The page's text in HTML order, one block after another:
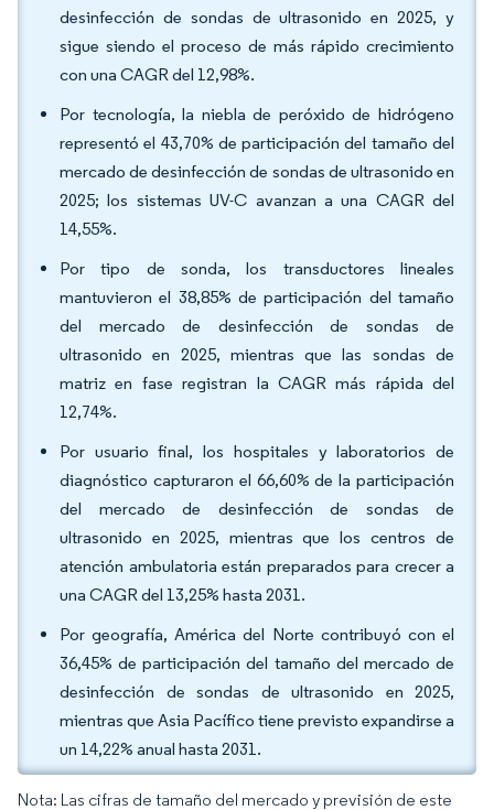
desinfección de sondas de ultrasonido en 2025, y
sigue siendo el proceso de más rápido crecimiento
con una CAGR del 12,98%.
Por tecnología, la niebla de peróxido de hidrógeno
representó el 43,70% de participación del tamaño del
mercado de desinfección de sondas de ultrasonido en
2025; los sistemas UV-C avanzan a una CAGR del
14,55%.
Por tipo de sonda, los transductores lineales
mantuvieron el 38,85% de participación del tamaño
del mercado de desinfección de sondas de
ultrasonido en 2025, mientras que las sondas de
matriz en fase registran la CAGR más rápida del
12,74%.
Por usuario final, los hospitales y laboratorios de
diagnóstico capturaron el 66,60% de la participación
del mercado de desinfección de sondas de
ultrasonido en 2025, mientras que los centros de
atención ambulatoria están preparados para crecer a
una CAGR del 13,25% hasta 2031.
Por geografía, América del Norte contribuyó con el
36,45% de participación del tamaño del mercado de
desinfección de sondas de ultrasonido en 2025,
mientras que Asia Pacífico tiene previsto expandirse a
un 14,22% anual hasta 2031.
Nota: Las cifras de tamaño del mercado y previsión de este